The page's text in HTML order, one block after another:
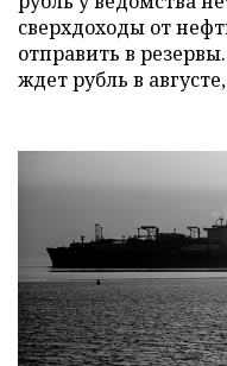
сверхдоходы от
отправить в
ждет рубль в